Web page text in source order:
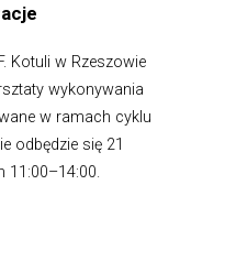
Kotuli w Rzeszowie
wykonywania
w ramach cyklu
odbędzie się 21
11:00–14:00.